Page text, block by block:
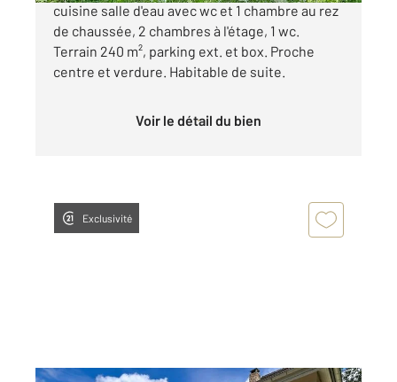
cuisine salle d'eau avec wc et 1 chambre au rez
de chaussée, 2 chambres à l'étage, 1 wc.
Terrain 240 m², parking ext. et box. Proche
centre et verdure. Habitable de suite.
Voir le détail du bien
Exclusivité